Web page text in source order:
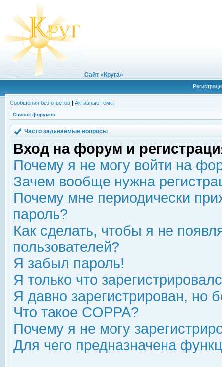
Сайт «Круга»
Сообщения без ответов | Активные темы
Список форумов
Часто задаваемые вопросы
Вход на форум и
Почему я не могу войти на
Зачем вообще нужна
Почему мне периодически
пароль?
Как сделать, чтобы я не
пользователей?
Я забыл пароль!
Я только что
Я давно зарегистрирован, но
Что такое COPPA?
Почему я не могу
Для чего предназначена